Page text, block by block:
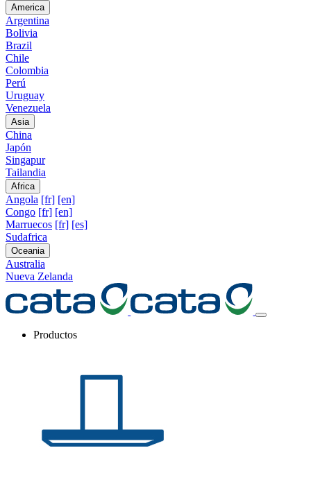
America
Argentina
Bolivia
Brazil
Chile
Colombia
Perú
Uruguay
Venezuela
Asia
China
Japón
Singapur
Tailandia
Africa
Angola [fr] [en]
Congo [fr] [en]
Marruecos [fr] [es]
Sudafrica
Oceania
Australia
Nueva Zelanda
Productos